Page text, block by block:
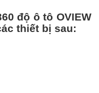
độ ô tô OVIEW
thiết bị sau: